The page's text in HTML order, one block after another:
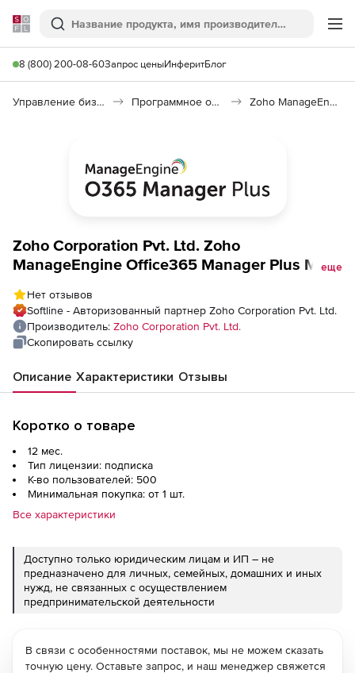
Softline
Поиск
8 (800) 200-08-60Запрос ценыИнферитБлог
Управление бизнесом, CRM/ERP Программное обеспечение для ведения дел Zoho ManageEngine Office365 Manager Plus MSP
Zoho Corporation Pvt. Ltd. Zoho
ManageEngine Office365 Manager Plus MSP
Users/Mailboxes with 1 Help Desk Technician
еще
Нет отзывов
Softline - Авторизованный партнер Zoho Corporation Pvt. Ltd.
Производитель: Zoho Corporation Pvt. Ltd.
Скопировать ссылку
Описание Характеристики Отзывы
Коротко о товаре
12 мес.
Тип лицензии: подписка
К-во пользователей: 500
Минимальная покупка: от 1 шт.
Все характеристики
Доступно только юридическим лицам и ИП – не
предназначено для личных, семейных, домашних и иных
нужд, не связанных с осуществлением
предпринимательской деятельности
В связи с особенностями поставок, мы не можем сказать
точную цену. Оставьте запрос, и наш менеджер свяжется